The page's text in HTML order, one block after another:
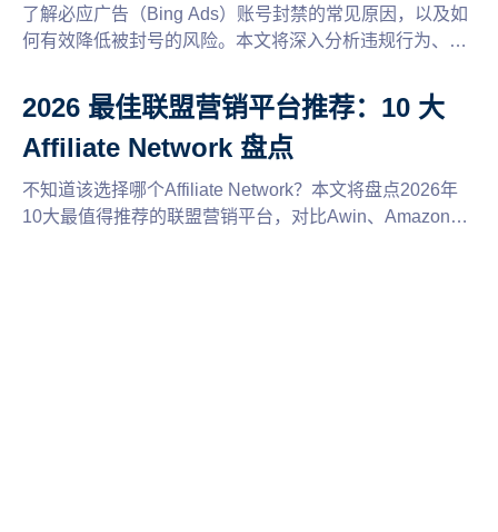
了解必应广告（Bing Ads）账号封禁的常见原因，以及如
何有效降低被封号的风险。本文将深入分析违规行为、账
助您安全推广，优化广告投放策略。
2026 最佳联盟营销平台推荐：10 大
Affiliate Network 盘点
不知道该选择哪个Affiliate Network？本文将盘点2026年
10大最值得推荐的联盟营销平台，对比Awin、Amazon